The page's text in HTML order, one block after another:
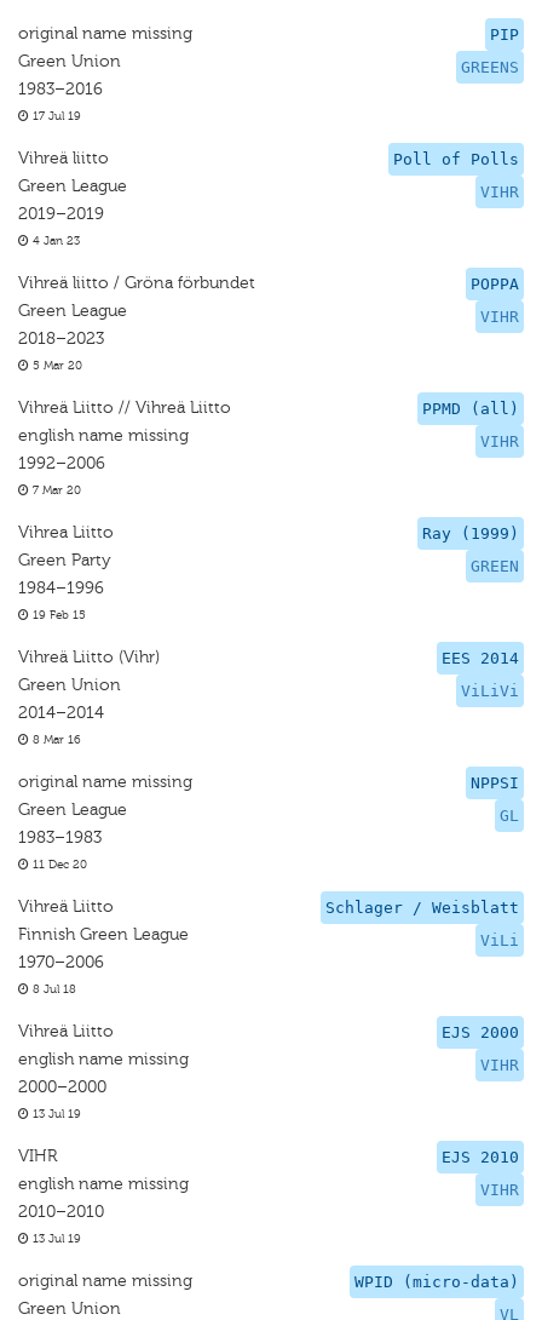
PIP
GREENS
original name missing
Green Union
1983–2016
17 Jul 19
Poll of Polls
VIHR
Vihreä liitto
Green League
2019–2019
4 Jan 23
POPPA
VIHR
Vihreä liitto / Gröna förbundet
Green League
2018–2023
5 Mar 20
PPMD (all)
VIHR
Vihreä Liitto // Vihreä Liitto
english name missing
1992–2006
7 Mar 20
Ray (1999)
GREEN
Vihrea Liitto
Green Party
1984–1996
19 Feb 15
EES 2014
ViLiVi
Vihreä Liitto (Vihr)
Green Union
2014–2014
8 Mar 16
NPPSI
GL
original name missing
Green League
1983–1983
11 Dec 20
Schlager / Weisblatt
ViLi
Vihreä Liitto
Finnish Green League
1970–2006
8 Jul 18
EJS 2000
VIHR
Vihreä Liitto
english name missing
2000–2000
13 Jul 19
EJS 2010
VIHR
VIHR
english name missing
2010–2010
13 Jul 19
WPID (micro-data)
VL
original name missing
Green Union